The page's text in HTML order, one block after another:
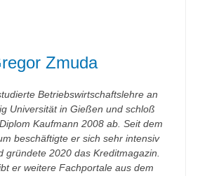
Zmuda
Betriebswirtschaftslehre an
Universität in Gießen und schloß
Kaufmann 2008 ab. Seit dem
beschäftigte er sich sehr intensiv
gründete 2020 das Kreditmagazin.
er weitere Fachportale aus dem